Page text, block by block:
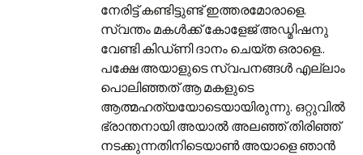
നേരിട്ട് കണ്ടിട്ടുണ്ട് ഇത്തരമോരാളെ.
സ്വന്തം മകള്‍ക്ക് കോളേജ് അഡ്മിഷനു
വേണ്ടി കിഡ്ണി ദാനം ചെയ്ത ഒരാളെ..
പക്ഷേ അയാളുടെ സ്വപനങ്ങള്‍ എല്ലാം
പൊലിഞ്ഞത് ആ മകളുടെ
ആത്മഹത്യയോടെയായിരുന്നു. ഒറ്റുവില്‍
ഭ്രാന്തനായി അയാല്‍ അലഞ്ഞ് തിരിഞ്ഞ്
നടക്കുന്നതിനിടെയാണ്‍ അയാളെ ഞാന്‍